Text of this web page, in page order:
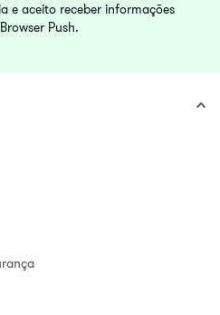
e aceito receber informações
Push.